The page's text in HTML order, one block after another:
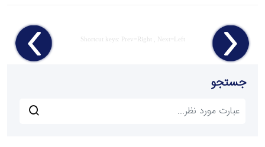
Shortcut keys: Prev=Right , Next=Left
جستجو